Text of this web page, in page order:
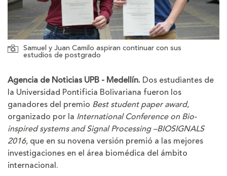
Samuel y Juan Camilo aspiran continuar con sus
estudios de postgrado
Agencia de Noticias UPB - Medellín. Dos estudiantes de
la Universidad Pontificia Bolivariana fueron los
ganadores del premio Best student paper award,
organizado por la International Conference on Bio-
inspired systems and Signal Processing –BIOSIGNALS
2016, que en su novena versión premió a las mejores
investigaciones en el área biomédica del ámbito
internacional.